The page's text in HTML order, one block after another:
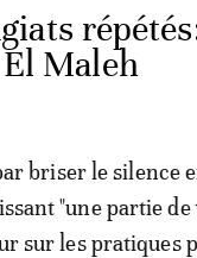
Maleh
briser le silence
"une partie
sur les pratiques